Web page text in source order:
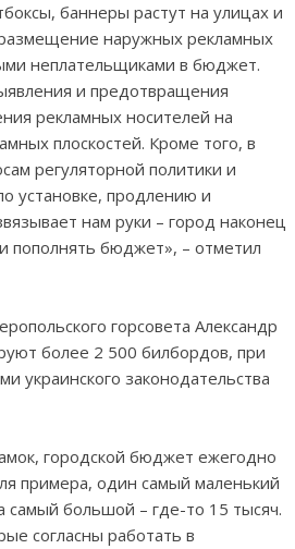
баннеры растут на улицах и
наружных рекламных
неплательщиками в бюджет.
и предотвращения
рекламных носителей на
плоскостей. Кроме того, в
регуляторной политики и
установке, продлению и
нам руки – город наконец
пополнять бюджет», – отметил
горсовета Александр
более 2 500 билбордов, при
украинского законодательства
городской бюджет ежегодно
примера, один самый маленький
самый большой – где-то 15 тысяч.
согласны работать в